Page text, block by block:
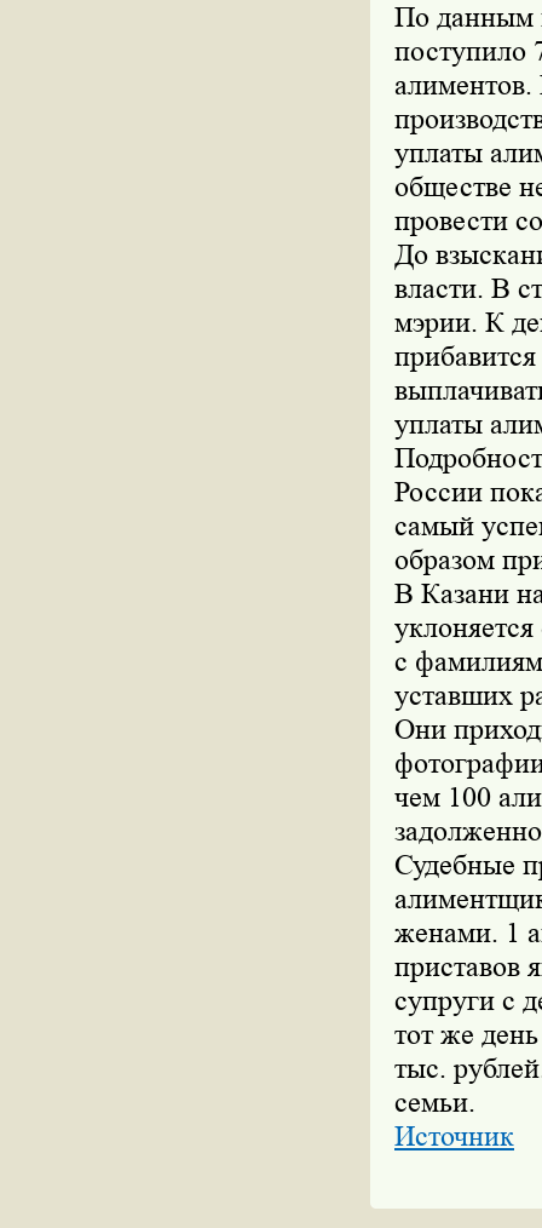
По данным
поступило
уплаты
обществе
провести
До
власти. В
мэрии. К
уплаты
России
самый
образом
В Казани
с
уставших
Они
чем 100
Судебные
женами. 1
приставов
супруги с
тот же
тыс.
семьи.
Источник